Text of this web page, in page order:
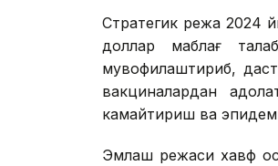
Стратегик режа 2024
доллар маблағ
мувофиқлаштириб,
вакциналардан
камайтириш ва
Эмлаш режаси хавф